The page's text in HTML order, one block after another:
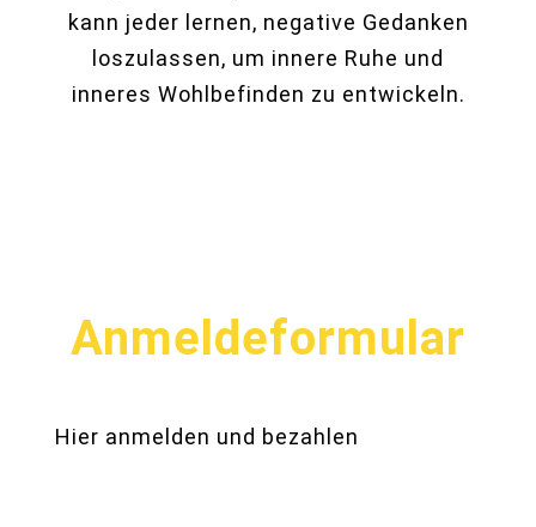
kann jeder lernen, negative Gedanken
loszulassen, um innere Ruhe und
inneres Wohlbefinden zu entwickeln.
Anmeldeformular
Hier anmelden und bezahlen